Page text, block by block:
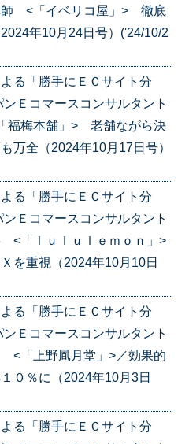
<「イベリコ屋」> 徹底
年10月24日号）('24/10/2
る「勝手にＥＣサイト分
Ｅコマースコンサルタント
梅本舗」> 老舗ながら決
万全（2024年10月17日号）
る「勝手にＥＣサイト分
Ｅコマースコンサルタント
「ｌｕｌｕｌｅｍｏｎ」>
を重視（2024年10月10日
る「勝手にＥＣサイト分
Ｅコマースコンサルタント
「上野凮月堂」>／効果的
０％に（2024年10月3日
る「勝手にＥＣサイト分